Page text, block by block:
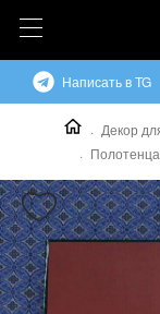
Декор
Полотенца
Написать в TG